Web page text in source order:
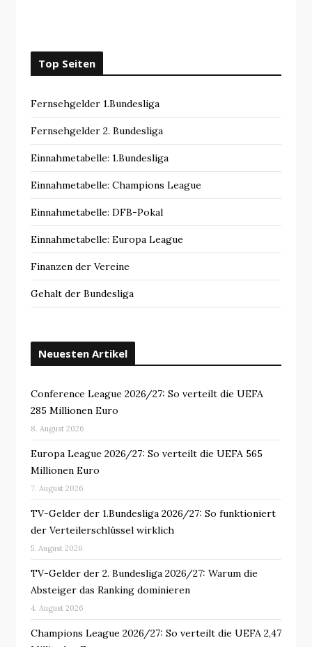
Top Seiten
Fernsehgelder 1.Bundesliga
Fernsehgelder 2. Bundesliga
Einnahmetabelle: 1.Bundesliga
Einnahmetabelle: Champions League
Einnahmetabelle: DFB-Pokal
Einnahmetabelle: Europa League
Finanzen der Vereine
Gehalt der Bundesliga
Neuesten Artikel
Conference League 2026/27: So verteilt die UEFA
285 Millionen Euro
8. August 2026
Europa League 2026/27: So verteilt die UEFA 565
Millionen Euro
7. August 2026
TV-Gelder der 1.Bundesliga 2026/27: So funktioniert
der Verteilerschlüssel wirklich
5. August 2026
TV-Gelder der 2. Bundesliga 2026/27: Warum die
Absteiger das Ranking dominieren
4. August 2026
Champions League 2026/27: So verteilt die UEFA 2,47